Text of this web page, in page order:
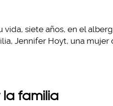
vida, siete años, en el
Jennifer Hoyt, una mujer
la familia